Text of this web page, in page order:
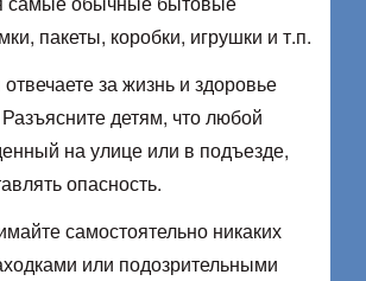
пакеты, коробки, игрушки и т.п.
за жизнь и здоровье
детям, что любой
на улице или в подъезде,
опасность.
самостоятельно никаких
или подозрительными